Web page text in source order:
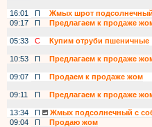
16:01
П Жмых шрот подсолнечный
09:17
П Предлагаем к продаже
05:33
С
Купим отруби пшеничные
10:53
П Предлагаем к продаже
09:07
П Продаем к продаже жом
09:11
П Предлагаем к продаже
13:34
П Жмых подсолнечный с
09:04
П Продаю жом